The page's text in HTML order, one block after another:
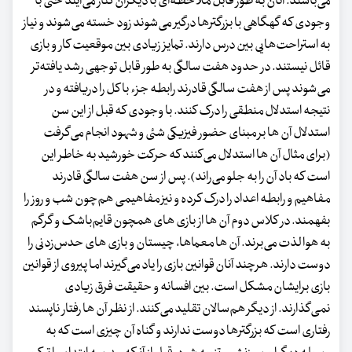
وجودی که گهگاهی با بزرگترها درگیر می‌شوند زود خسته می‌شوند و نیاز
به استراحت‌هایی بین درس دارند. تمایز زیادی بین موقعیت کار و بازی
قائل نیستند. در حدود هفت سالگی به طور قابل توجهی رشد یافته‌تر
می‌شوند پس از هفت سالگی قادرند رابطه‌ جزء با کل را دریافته و در
نتیجه استدلال منطقی را درک کنند. با وجودی که قبل از این سن
استدلال آن ها بر مبنای حضور فیزیکی شئی و شهود انجام می‌گرفت
(برای مثال آن ها استدلال می‌کنند که حرکت خورشید به خاطر این
است که باد آن را به جلو می‌راند). پس از سن هفت سالگی قادرند
مفاهیم و رابطه‌ اعداد را درک کرده و نیز مفاهیمی هم‌چون شب و روز را
بفهمند. در کلاس دوم آن ها از بازی های همچون قایم‌باشک و گرگم
به هوا لذت می‌برند. آن ها معماها، چیستان و بازی های حدس‌زدنی را
دوست دارند. هرچند آنان قوانین بازی را یاد می‌گیرند اما پیروی از قوانین
بازی برایشان مشکل است. بین افسانه و حقیقت فرق زیادی
نمی‌گذارند. از دیگر هم‌سالان تقلید می‌کنند. از نظر آن ها رفتار ناپسند
رفتاری است که بزرگترها دوست ندارند و گناه آن چیزی است که به